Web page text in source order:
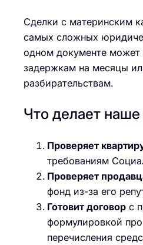
Сделки с материнским
самых сложных
одном документе может
задержкам на месяцы
разбирательствам.
Что делает наше
Проверяет
требованиям
Проверяет
фонд из-за его
Готовит договор с
формулировкой
перечисления